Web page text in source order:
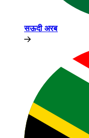
सऊदी अरब​​